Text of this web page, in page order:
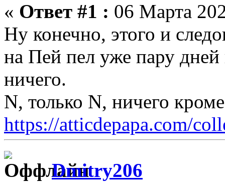
« Ответ #1 : 06 Марта
Ну конечно, этого и
на Пей пел уже пару дней
ничего.
N, только N, ничего
https://atticdepapa.com/
Dmitry206